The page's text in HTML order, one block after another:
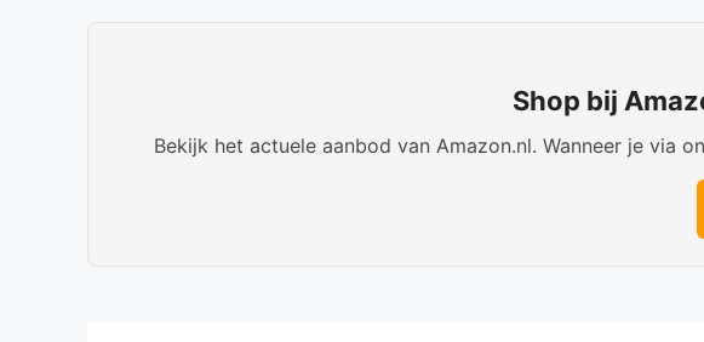
Shop bij
Bekijk het actuele aanbod van Amazon.nl. Wanneer je via